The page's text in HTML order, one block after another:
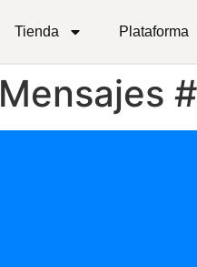
Tienda Plataforma
Mensajes